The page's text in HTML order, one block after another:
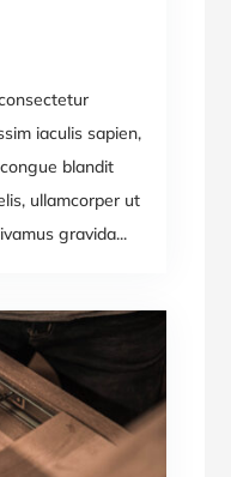
iaculis sapien,
blandit
ullamcorper ut
gravida...